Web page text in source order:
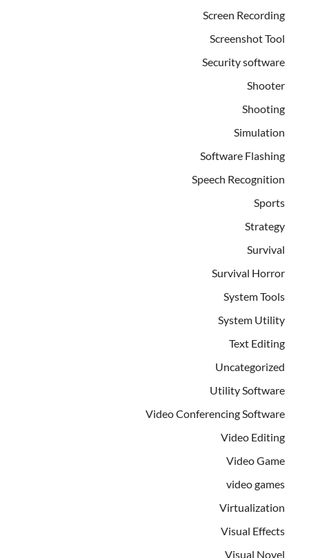
Screen Recording
Screenshot Tool
Security software
Shooter
Shooting
Simulation
Software Flashing
Speech Recognition
Sports
Strategy
Survival
Survival Horror
System Tools
System Utility
Text Editing
Uncategorized
Utility Software
Video Conferencing Software
Video Editing
Video Game
video games
Virtualization
Visual Effects
Visual Novel